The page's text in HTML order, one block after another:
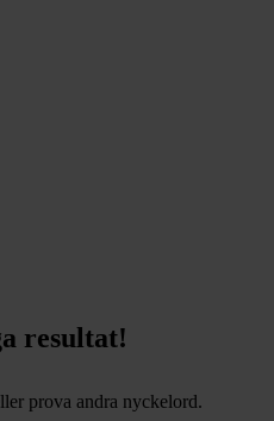
resultat!
prova andra nyckelord.